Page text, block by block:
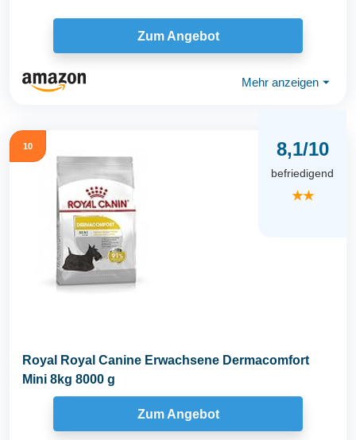
Zum Angebot
Mehr anzeigen ⏷
10 8,1/10
befriedigend
★★
Royal Royal Canine Erwachsene Dermacomfort
Mini 8kg 8000 g
Zum Angebot